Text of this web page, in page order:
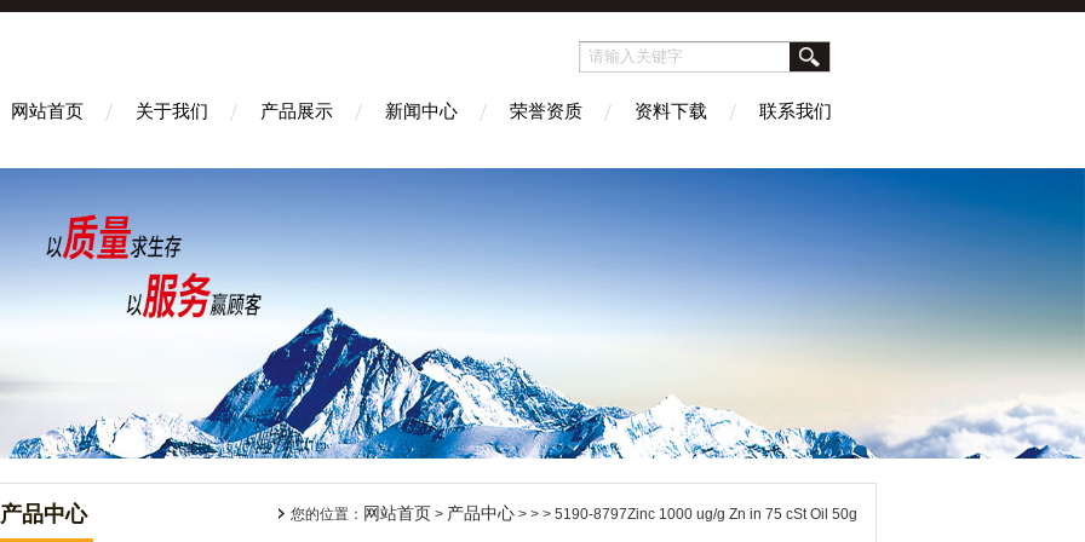
网站首页 关于我们 产品展示 新闻中心 荣誉资质 资料下载 联系我们
产品中心 您的位置： 网站首页 > 产品中心 > > > 5190-8797Zinc 1000 ug/g Zn in 75 cSt Oil 50g